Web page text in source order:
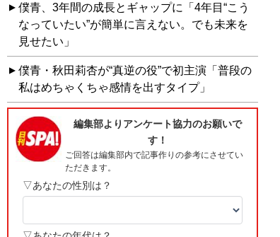
僕青、3年間の成長とギャップに「4年目“こう
なっていたい”が簡単に言えない。でも未来を
見せたい」
僕青・秋田莉杏が“真逆の役”で初主演「普段の
私はめちゃくちゃ感情を出すタイプ」